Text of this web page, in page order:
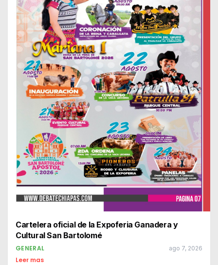
Cartelera oficial de la Expoferia Ganadera y
Cultural San Bartolomé
GENERAL ago 7, 2026
Leer mas